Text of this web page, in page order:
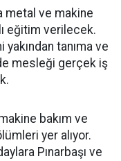
metal ve makine
eğitim verilecek.
tanıma ve
mesleği gerçek iş
bakım ve
yer alıyor.
Pınarbaşı ve